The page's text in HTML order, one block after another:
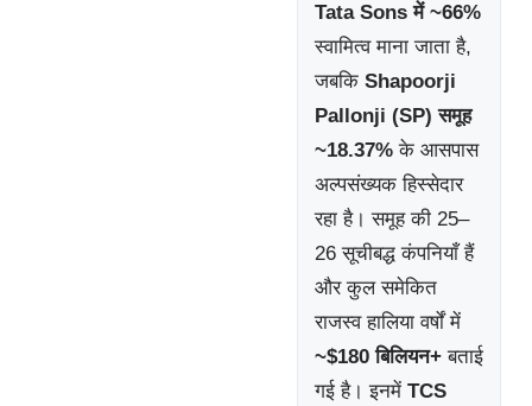
Tata Sons में ~66%
स्वामित्व माना जाता है,
जबकि Shapoorji
Pallonji (SP) समूह
~18.37% के आसपास
अल्पसंख्यक हिस्सेदार
रहा है। समूह की 25–
26 सूचीबद्ध कंपनियाँ हैं
और कुल समेकित
राजस्व हालिया वर्षों में
~$180 बिलियन+ बताई
गई है। इनमें TCS